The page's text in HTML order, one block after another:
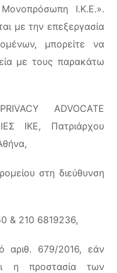
Μονοπρόσωπη Ι.Κ.Ε.».
με την επεξεργασία
μπορείτε να
με τους παρακάτω
ADVOCATE
ΙΚΕ, Πατριάρχου
στη διεύθυνση
& 210 6819236,
αριθ. 679/2016, εάν
η προστασία των